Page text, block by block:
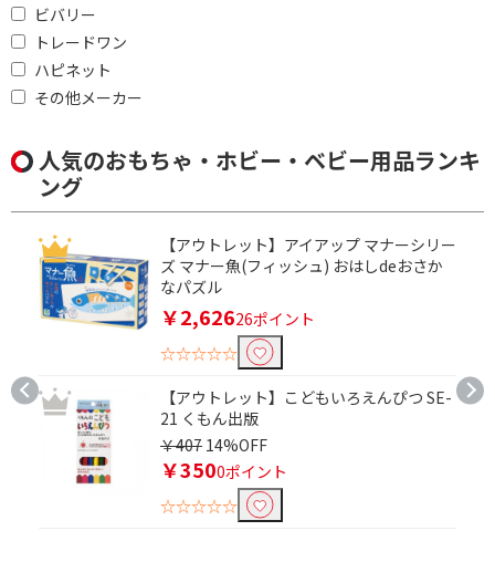
ビバリー
トレードワン
ハピネット
その他メーカー
人気のおもちゃ・ホビー・ベビー用品ランキ
ング
【アウトレット】アイアップ マナーシリー
ズ マナー魚(フィッシュ) おはしdeおさか
なパズル
￥2,62626ポイント
☆☆☆☆☆
【アウトレット】こどもいろえんぴつ SE-
21 くもん出版
￥407 14%OFF
￥3500ポイント
☆☆☆☆☆